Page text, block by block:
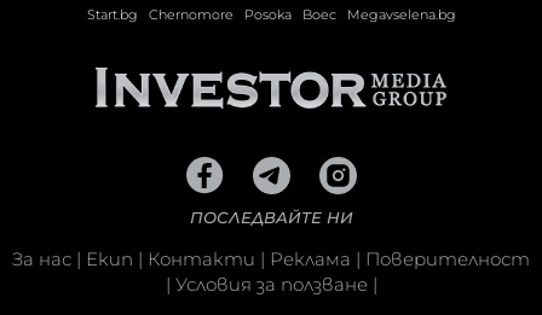
Start.bg
Chernomore Posoka Boec Megavselena.bg
ПОСЛЕДВАЙТЕ НИ
За нас | Екип | Контакти | Реклама | Поверителност
| Условия за ползване|